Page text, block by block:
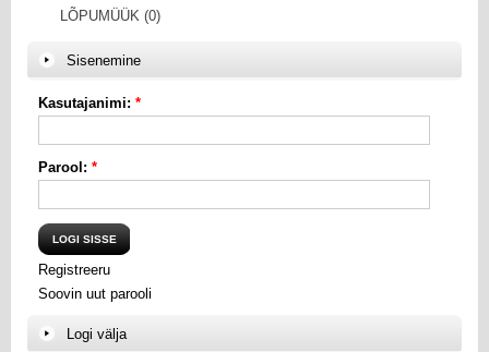
LÕPUMÜÜK (0)
Sisenemine
Kasutajanimi: *
Parool: *
Registreeru
Soovin uut parooli
Logi välja